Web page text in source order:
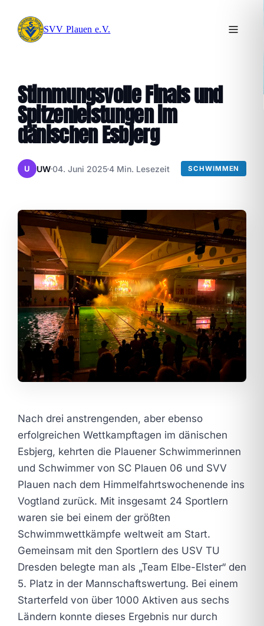
SVV Plauen e.V.
Stimmungsvolle Finals und
Spitzenleistungen im
dänischen Esbjerg
U UW04. Juni 20254 Min. Lesezeit SCHWIMMEN
Nach drei anstrengenden, aber ebenso
erfolgreichen Wettkampftagen im dänischen
Esbjerg, kehrten die Plauener Schwimmerinnen
und Schwimmer von SC Plauen 06 und SVV
Plauen nach dem Himmelfahrtswochenende ins
Vogtland zurück. Mit insgesamt 24 Sportlern
waren sie bei einem der größten
Schwimmwettkämpfe weltweit am Start.
Gemeinsam mit den Sportlern des USV TU
Dresden belegte man als „Team Elbe-Elster“ den
5. Platz in der Mannschaftswertung. Bei einem
Starterfeld von über 1000 Aktiven aus sechs
Ländern konnte dieses Ergebnis nur durch